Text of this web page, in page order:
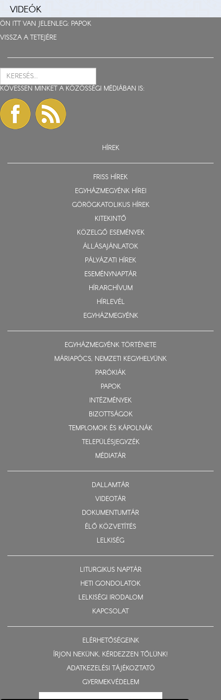
VIDEÓK
ÖN ITT VAN JELENLEG: PAPOK
VISSZA A TETEJÉRE
KÖVESSEN MINKET A KÖZÖSSÉGI MÉDIÁBAN IS:
HÍREK
FRISS HÍREK
EGYHÁZMEGYÉNK HÍREI
GÖRÖGKATOLIKUS HÍREK
KITEKINTŐ
KÖZELGŐ ESEMÉNYEK
ÁLLÁSAJÁNLATOK
PÁLYÁZATI HÍREK
ESEMÉNYNAPTÁR
HÍRARCHÍVUM
HÍRLEVÉL
EGYHÁZMEGYÉNK
EGYHÁZMEGYÉNK TÖRTÉNETE
MÁRIAPÓCS, NEMZETI KEGYHELYÜNK
PARÓKIÁK
PAPOK
INTÉZMÉNYEK
BIZOTTSÁGOK
TEMPLOMOK ÉS KÁPOLNÁK
TELEPÜLÉSJEGYZÉK
MÉDIATÁR
DALLAMTÁR
VIDEOTÁR
DOKUMENTUMTÁR
ÉLŐ KÖZVETÍTÉS
LELKISÉG
LITURGIKUS NAPTÁR
HETI GONDOLATOK
LELKISÉGI IRODALOM
KAPCSOLAT
ELÉRHETŐSÉGEINK
ÍRJON NEKÜNK, KÉRDEZZEN TŐLÜNK!
ADATKEZELÉSI TÁJÉKOZTATÓ
GYERMEKVÉDELEM